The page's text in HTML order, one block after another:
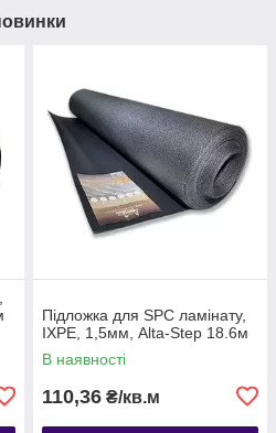
Підложка для SPC ламінату,
IXPE, 1,5мм, Alta-Step 18.6м
В наявності
110,36 ₴/кв.м